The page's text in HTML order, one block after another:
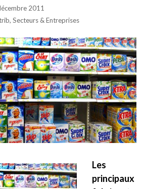
2011
, Secteurs & Entreprises
Les
principaux